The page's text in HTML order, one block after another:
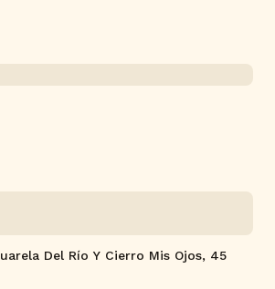
Del Río Y Cierro Mis Ojos, 45